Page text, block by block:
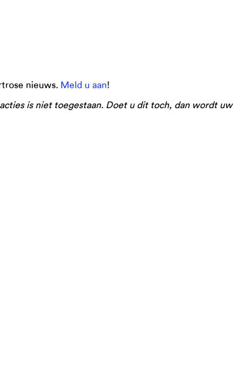
nieuws. Meld u aan!
is niet toegestaan. Doet u dit toch, dan wordt uw